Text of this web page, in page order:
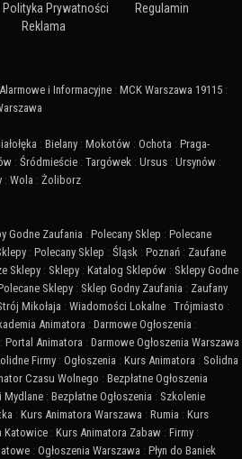
Polityka Prywatności
Regulamin
Reklama
i Informacyjne : MCK Warszawa 19115 :
: Bielany : Mokotów : Ochota : Praga-
: Śródmieście : Targówek : Ursus : Ursynów :
: Wola : Żoliborz
Godne Zaufania : Polecany Sklep : Polecane
: Polecany Sklep : Śląsk : Poznań : Zaufane
Sklepy : Sklepy : Katalog Sklepów : Sklepy Godne
Sklepy : Sklep Godny Zaufania : Zaufany
Mikołaja : Wiadomości Lokalne : Trójmiasto :
Animatora : Darmowe Ogłoszenia :
: Portal Animatora : Darmowe Ogłoszenia Warszawa
Firmy : Ogłoszenia : Kurs Animatora : Solidna
Czasu Wolnego : Bezpłatne Ogłoszenia
Mydlane : Bezpłatne Ogłoszenia : Szkolenie
: Kurs Animatora Warszawa : Rumia : Kurs
Katowice : Kurs Animatora Zabaw : Firmy :
: Ogłoszenia Warszawa : Płyn do Baniek